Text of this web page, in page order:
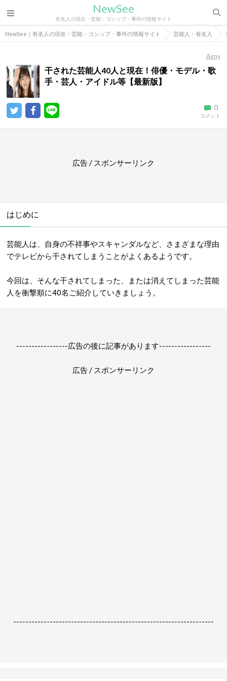
NewSee
有名人の現在・芸能・ゴシップ・事件の情報サイト
NewSee｜有名人の現在・芸能・ゴシップ・事件の情報サイト 芸能人・有名人
Aimy
干された芸能人40人と現在！俳優・モデル・歌
手・芸人・アイドル等【最新版】
0
コメント
広告 / スポンサーリンク
はじめに
芸能人は、自身の不祥事やスキャンダルなど、さまざまな理由
でテレビから干されてしまうことがよくあるようです。
今回は、そんな干されてしまった、または消えてしまった芸能
人を衝撃順に40名ご紹介していきましょう。
-----------------広告の後に記事があります-----------------
広告 / スポンサーリンク
------------------------------------------------------------------